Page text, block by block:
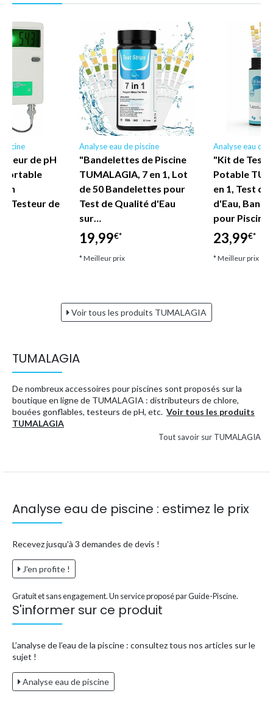
de pH
- Testeur de
Analyse eau de piscine
"Bandelettes de Piscine
TUMALAGIA, 7 en 1, Lot
de 50 Bandelettes pour
Test de Qualité d'Eau
sur…
19,99€*
* Meilleur prix
Analyse eau de
"Kit de Test
Potable
en 1, Test
d'Eau,
pour
23,99€*
* Meilleur prix
Voir tous les produits TUMALAGIA
TUMALAGIA
De nombreux accessoires pour piscines sont proposés sur la
boutique en ligne de TUMALAGIA : distributeurs de chlore,
bouées gonflables, testeurs de pH, etc. Voir tous les produits
TUMALAGIA
Tout savoir sur TUMALAGIA
Analyse eau de piscine : estimez le prix
Recevez jusqu'à 3 demandes de devis !
J'en profite !
Gratuit et sans engagement. Un service proposé par Guide-Piscine.
S'informer sur ce produit
L’analyse de l’eau de la piscine : consultez tous nos articles sur le
sujet !
Analyse eau de piscine